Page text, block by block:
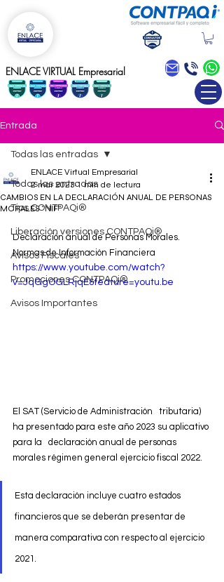
ENLACE VIRTUAL Empresarial
Entrada
Todas las entradas
Tips CONTPAQi®
Liberación versiones CONTPAQi®
Avisos Fiscales
Promociones CONTPAQi®
Avisos Importantes
Todas las entradas
CAMBIOS EN LA DECLARACIÓN ANUAL DE PERSONAS
MORALES "NIF"
ENLACE Virtual Empresarial
2 mar 2023 1 min de lectura
Declaración anual de Personas Morales.
Normas de Información Financiera
https://www.youtube.com/watch?
v=JqGgOGLRjqE&feature=youtu.be
El SAT (Servicio de Administración   tributaria)
ha presentado para este año 2023 su aplicativo
para la   declaración anual de personas
morales régimen general ejercicio fiscal 2022.
Esta declaración incluye cuatro estados
financieros que se deberán presentar de
manera comparativa con respecto al ejercicio
2021.